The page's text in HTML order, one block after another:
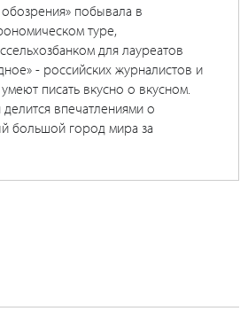
побывала в
туре,
для лауреатов
- российских журналистов и
писать вкусно о вкусном.
впечатлениями о
большой город мира за